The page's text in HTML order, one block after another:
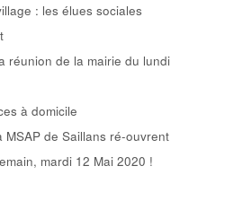
: les élues sociales
réunion de la mairie du lundi
à domicile
MSAP de Saillans ré-ouvrent
mardi 12 Mai 2020 !